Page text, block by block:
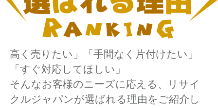
高く売りたい」「手間なく片付けたい」
「すぐ対応してほしい」
そんなお客様のニーズに応える、リサイ
クルジャパンが選ばれる理由をご紹介し